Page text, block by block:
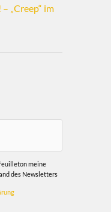
„Creep“ im
meine
des Newsletters